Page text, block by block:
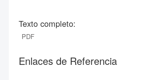
Texto completo:
PDF
Enlaces de Referencia